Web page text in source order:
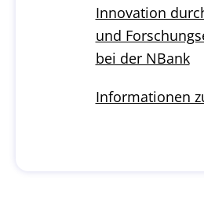
Innovation
und
bei der NBank
Informationen